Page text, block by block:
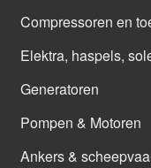
Compressoren en
Elektra, haspels,
Generatoren
Pompen & Motoren
Ankers &